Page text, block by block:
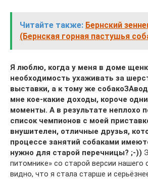
Читайте также: Бернский
(Бернская горная пастушья
Я люблю, когда у меня в доме
необходимость ухаживать за
выставки, а к тому же
мне кое-какие доходы, короче
моменты. А в результате неплохо
список чемпионов с моей
внушителен, отличные друзья,
процессе занятий собаками
нужно для старой перечницы? ;-))
питомнике» со старой версии нашего
видно, что я стала старше и